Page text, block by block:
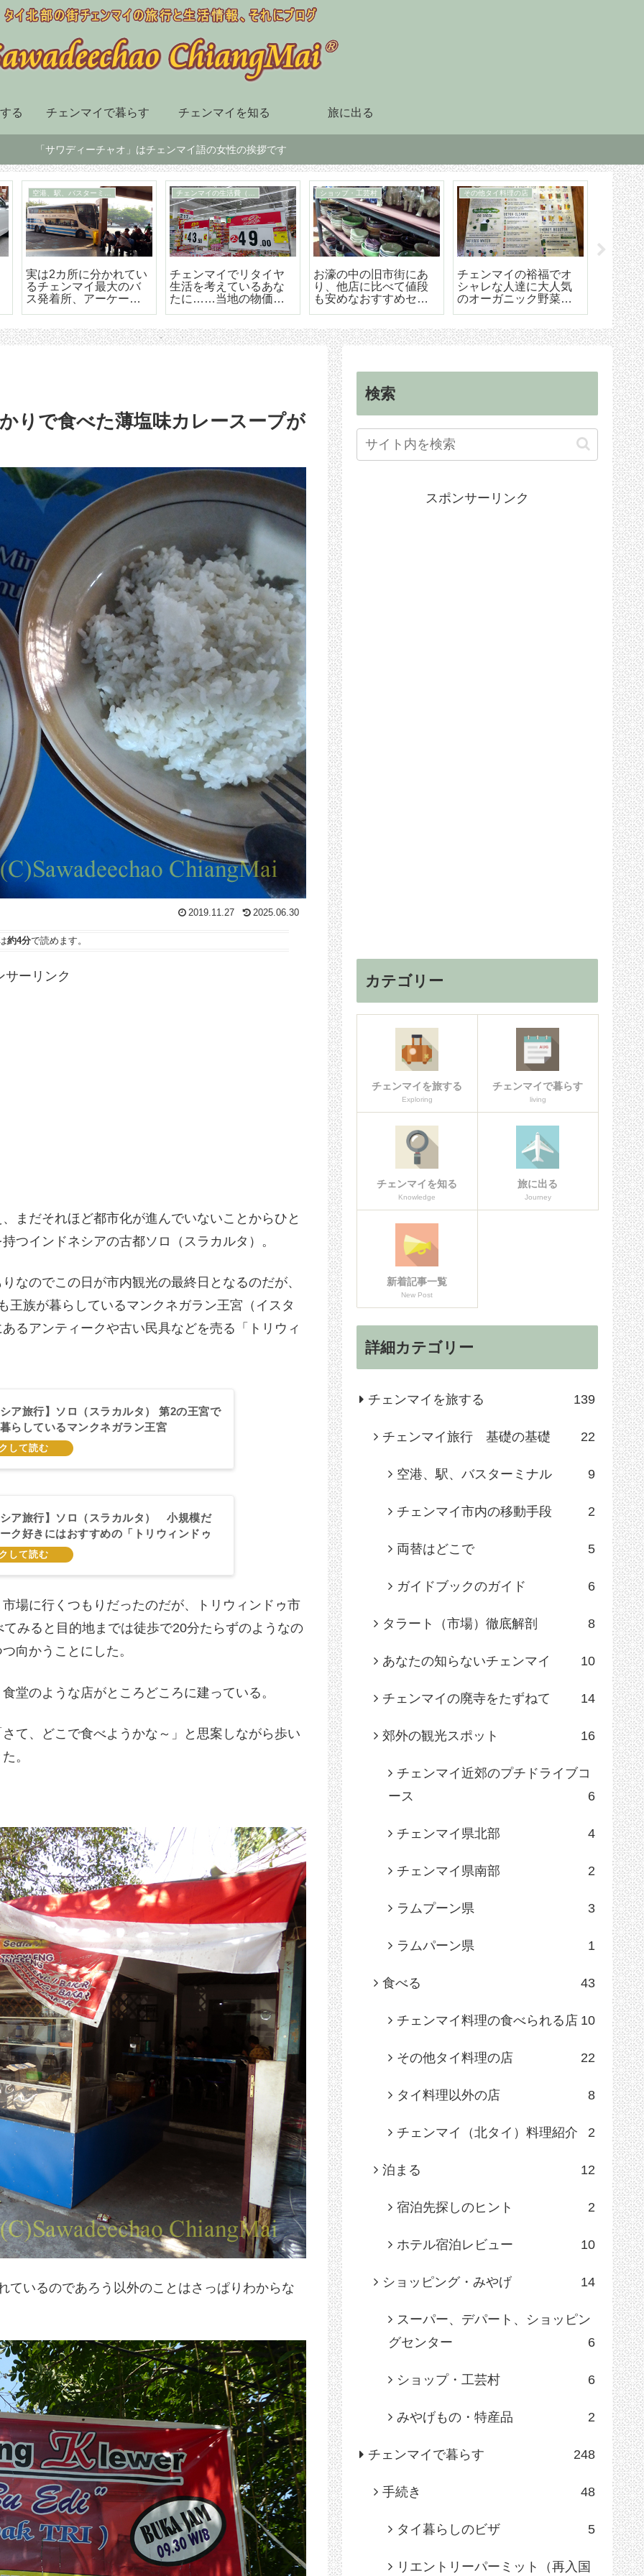
る チェンマイで暮らす チェンマイを知る 旅に出る
「サワディーチャオ」はチェンマイ語の女性の挨拶です
チェンマイ市内の移動手段
BTSも地下鉄もないチ
ェンマイはソンテウで
の移動が便利で楽しい
スーパー、デパート、ショッピングセンター
チェンマイ最大の高級
のショッピングセンタ
ー「セントラルフェス
90日レポート
「90日レポート」を提
出する
タイ暮らしのビザ
チェンマイ（タイ）長
期滞在生活のためのリ
タイヤメント（NON-
【
マイ空
ド 降
ら市内
手続き
りで食べた薄塩味カレースープが
2019.11.27 2025.06.30
約4分で読めます。
サーリンク
まだそれほど都市化が進んでいないことからひと
つインドネシアの古都ソロ（スラカルタ）。
なのでこの日が市内観光の最終日となるのだが、
族が暮らしているマンクネガラン王宮（イスタ
るアンティークや古い民具などを売る「トリウィ
ア旅行】ソロ（スラカルタ） 第2の王宮で
らしているマンクネガラン王宮
ア旅行】ソロ（スラカルタ） 小規模だ
ク好きにはおすすめの「トリウィンドゥ
場に行くつもりだったのだが、トリウィンドゥ市
みると目的地までは徒歩で20分たらずのようなの
向かうことにした。
堂のような店がところどころに建っている。
て、どこで食べようかな～」と思案しながら歩い
。
ているのであろう以外のことはさっぱりわからな
検索
スポンサーリンク
カテゴリー
チェンマイを旅する
Exploring
チェンマイで暮らす
living
チェンマイを知る
Knowledge
旅に出る
Journey
新着記事一覧
New Post
詳細カテゴリー
チェンマイを旅する 139
チェンマイ旅行 基礎の基礎 22
空港、駅、バスターミナル 9
チェンマイ市内の移動手段 2
両替はどこで 5
ガイドブックのガイド 6
タラート（市場）徹底解剖 8
あなたの知らないチェンマイ 10
チェンマイの廃寺をたずねて 14
郊外の観光スポット 16
チェンマイ近郊のプチドライブコ
ース
6
チェンマイ県北部 4
チェンマイ県南部 2
ラムプーン県 3
ラムパーン県 1
食べる 43
チェンマイ料理の食べられる店 10
その他タイ料理の店 22
タイ料理以外の店 8
チェンマイ（北タイ）料理紹介 2
泊まる 12
宿泊先探しのヒント 2
ホテル宿泊レビュー 10
ショッピング・みやげ 14
スーパー、デパート、ショッピン
グセンター
6
ショップ・工芸村 6
みやげもの・特産品 2
チェンマイで暮らす 248
手続き 48
タイ暮らしのビザ 5
リエントリーパーミット（再入国